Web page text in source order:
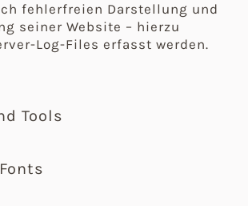
fehlerfreien Darstellung und
seiner Website – hierzu
Log-Files erfasst werden.
Tools